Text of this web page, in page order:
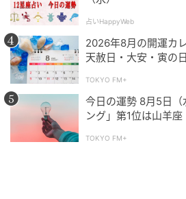
占いHappyWeb
2026年8月の開運カ
天赦日・大安・寅の
こと、NG行動などを
TOKYO FM+
今日の運勢 8月5日（
ング」第1位は山羊
TOKYO FM+